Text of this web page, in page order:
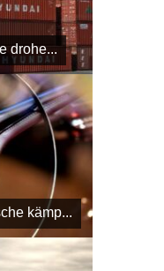
drohe...
kämp...